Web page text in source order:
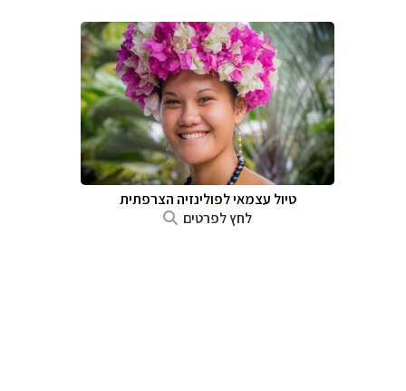
טיול עצמאי לפולינזיה הצרפתית
לחץ לפרטים